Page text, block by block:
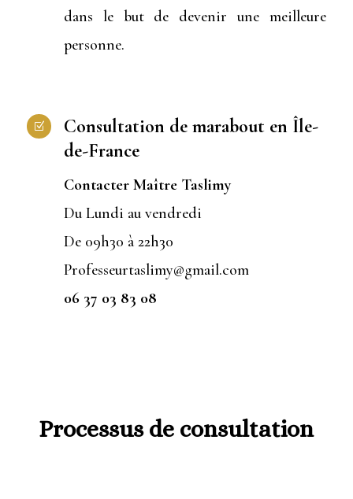
dans le but de devenir une meilleure
personne.
Z
Consultation de marabout en Île-
de-France
Contacter Maître Taslimy
Du Lundi au vendredi
De 09h30 à 22h30
Professeurtaslimy@gmail.com
06 37 03 83 08
Processus de consultation